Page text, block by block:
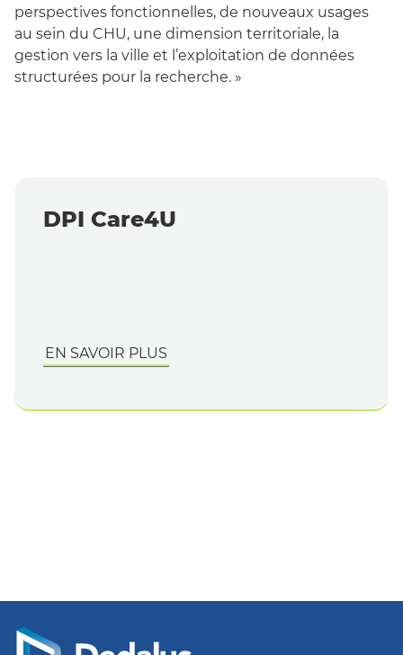
perspectives fonctionnelles, de nouveaux usages
au sein du CHU, une dimension territoriale, la
gestion vers la ville et l’exploitation de données
structurées pour la recherche. »
DPI Care4U
EN SAVOIR PLUS